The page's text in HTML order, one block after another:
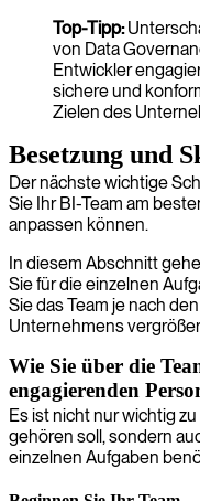
Top-Tipp:
von Data
Entwickler
sichere und
Zielen des
Besetzung und
Der nächste wichtige
Sie Ihr BI-Team am
anpassen können.
In diesem Abschnitt
Sie für die einzelnen
Sie das Team je nach
Unternehmens
Wie Sie über die
engagierenden
Es ist nicht nur wichtig
gehören soll, sondern
einzelnen Aufgaben